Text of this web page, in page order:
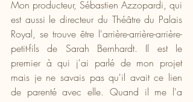
Mon producteur, Sébastien Azzopardi, qui
est aussi le directeur du Théâtre du Palais
Royal, se trouve être l'arrière-arrière-arrière-
petit-fils de Sarah Bernhardt. Il est le
premier à qui j'ai parlé de mon projet
mais je ne savais pas qu'il avait ce lien
de parenté avec elle. Quand il me l'a